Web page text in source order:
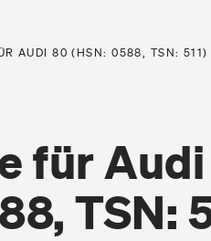
AUDI 80 (HSN: 0588, TSN: 511)
für
TSN: